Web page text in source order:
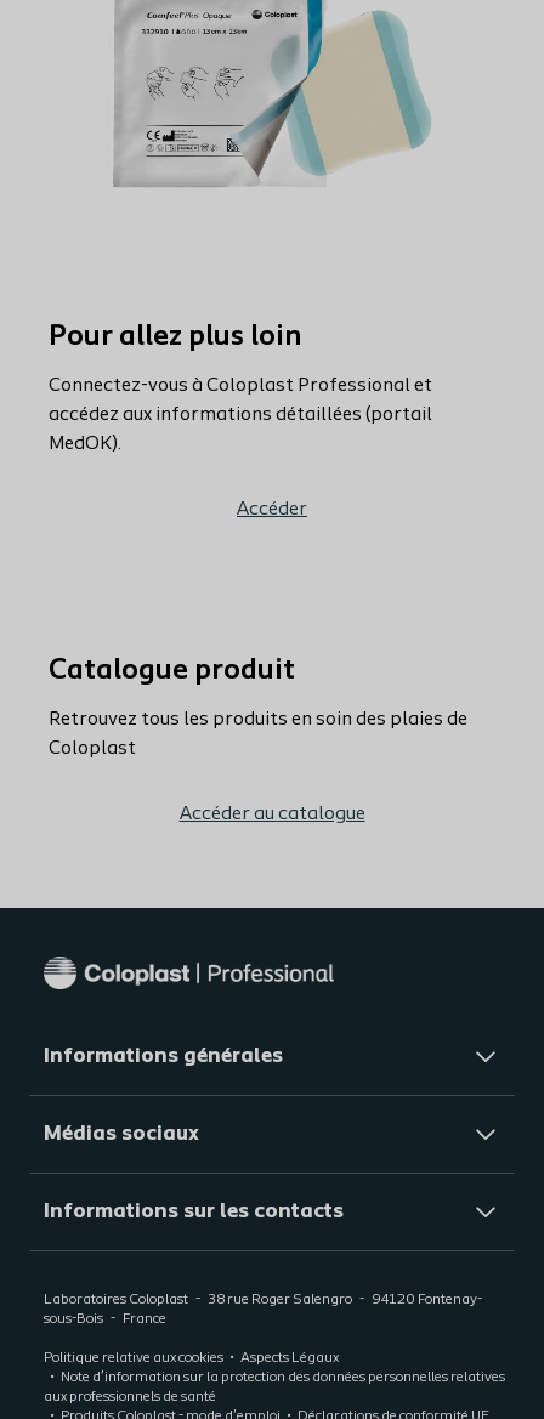
Pour allez plus loin
Connectez-vous à Coloplast Professional et
accédez aux informations détaillées (portail
MedOK).
Accéder
Catalogue produit
Retrouvez tous les produits en soin des plaies de
Coloplast
Accéder au catalogue
Informations générales​
Médias sociaux
Informations sur les contacts
Laboratoires Coloplast 38 rue Roger Salengro 94120 Fontenay-
sous-Bois
France
Politique relative aux cookies
Aspects Légaux
Note d’information sur la protection des données personnelles relatives
aux professionnels de santé